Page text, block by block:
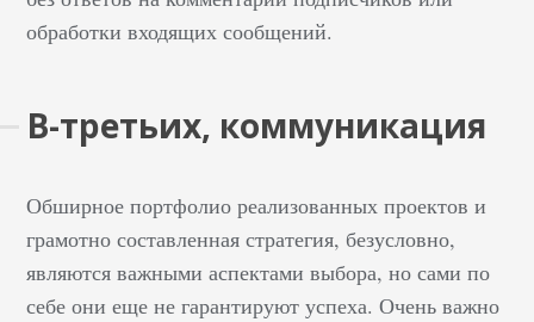
обработки входящих сообщений.
В-третьих, коммуникация
Обширное портфолио реализованных проектов и
грамотно составленная стратегия, безусловно,
являются важными аспектами выбора, но сами по
себе они еще не гарантируют успеха. Очень важно